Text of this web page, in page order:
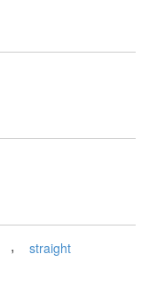
, straight